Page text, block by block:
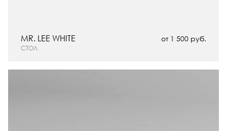
от 1 500 руб.
СТОЛ
MR. LEE WHITE